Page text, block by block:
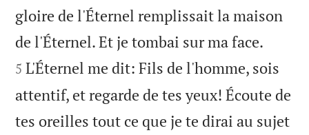
gloire de l'Éternel remplissait la maison
de l'Éternel. Et je tombai sur ma face.
5 L'Éternel me dit: Fils de l'homme, sois
attentif, et regarde de tes yeux! Écoute de
tes oreilles tout ce que je te dirai au sujet